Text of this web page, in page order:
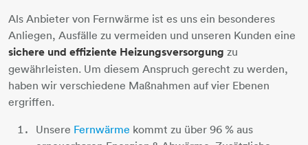
Als Anbieter von Fernwärme ist es uns ein besonderes
Anliegen, Ausfälle zu vermeiden und unseren Kunden eine
sichere und effiziente Heizungsversorgung zu
gewährleisten. Um diesem Anspruch gerecht zu werden,
haben wir verschiedene Maßnahmen auf vier Ebenen
ergriffen.
Unsere Fernwärme ​​​​​​​ kommt zu über 96 % aus